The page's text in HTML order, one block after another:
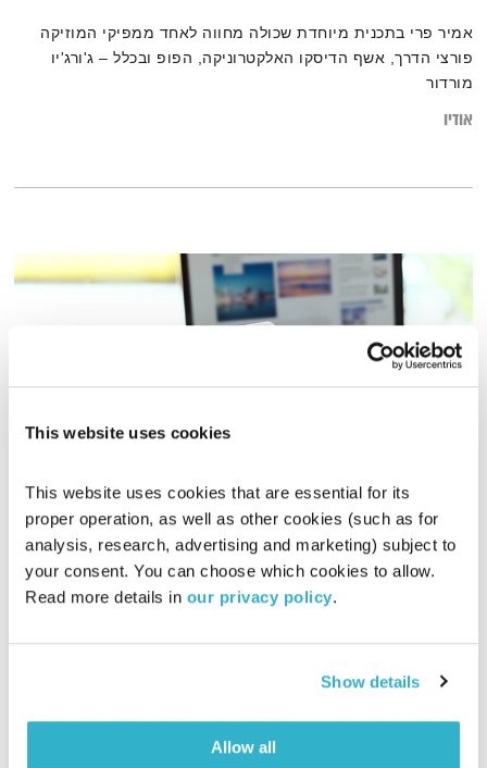
This website uses cookies
This website uses cookies that are essential for its
proper operation, as well as other cookies (such as for
analysis, research, advertising and marketing) subject to
your consent. You can choose which cookies to allow.
Read more details in our privacy policy.
Show details
Allow all
אמיר פרי בתכנית מיוחדת שכולה מחווה לאחד ממפיקי המוזיקה
פורצי הדרך, אשף הדיסקו האלקטרוניקה, הפופ ובכלל – ג'ורג'יו
מורדור
אודיו
התבוננות סוגרת שבוע – 17.12.20
דליק ווליניץ
17.12.20
00:46:06
פרספקטיבה על התובנות והשאלות שעלו במהלך השבוע, והפעם: על
איד אל בנת – חג הבנות, אסתטיקה התורמת לריפוי הנפש ומילה על